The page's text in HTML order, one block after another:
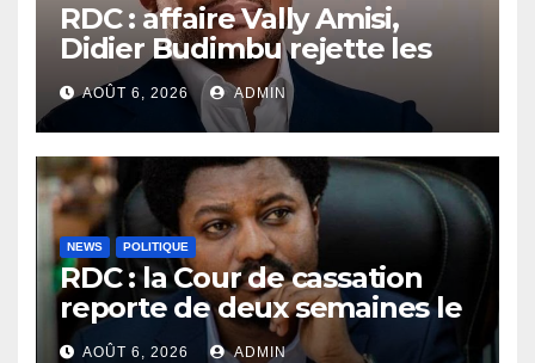
RDC : affaire Vally Amisi,
Didier Budimbu rejette les
accusations et appelle à
laisser la justice établir la
vérité
AOÛT 6, 2026 ADMIN
NEWS POLITIQUE
RDC : la Cour de cassation
reporte de deux semaines le
procès Frivao
AOÛT 6, 2026 ADMIN